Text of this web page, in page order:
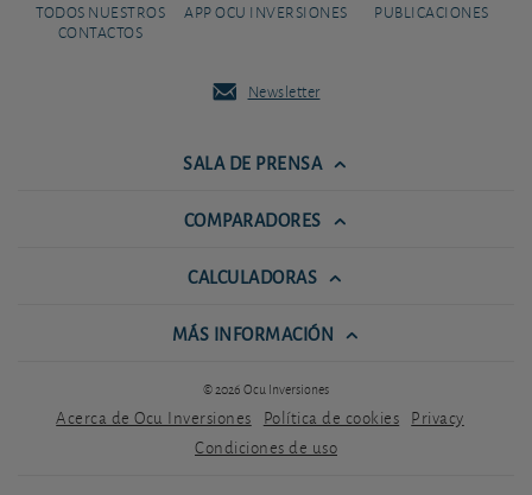
TODOS NUESTROS
CONTACTOS
APP OCU INVERSIONES PUBLICACIONES
Newsletter
SALA DE PRENSA
COMPARADORES
CALCULADORAS
MÁS INFORMACIÓN
© 2026 Ocu Inversiones
Acerca de Ocu Inversiones Política de cookies Privacy
Condiciones de uso